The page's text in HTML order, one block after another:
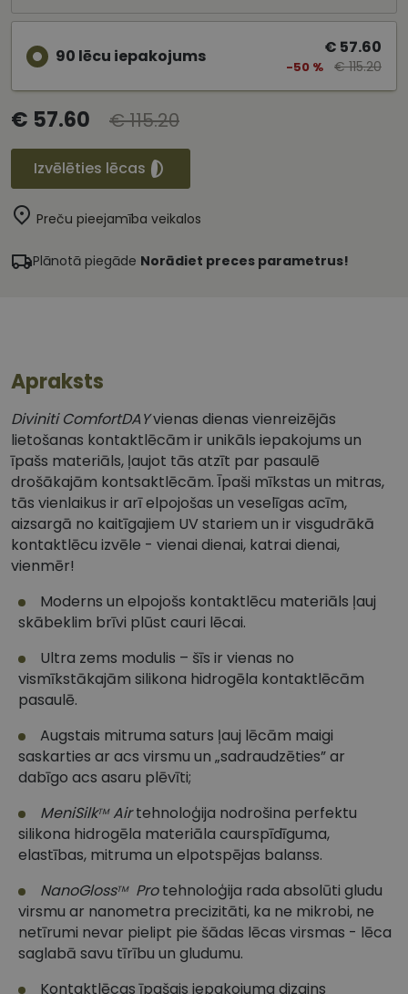
90 lēcu iepakojums € 57.60
-50 % € 115.20
€ 57.60 € 115.20
Izvēlēties lēcas
Preču pieejamība veikalos
Plānotā piegāde Norādiet preces parametrus!
Apraksts
Diviniti ComfortDAYvienas dienas vienreizējās
lietošanas kontaktlēcām ir unikāls iepakojums un
īpašs materiāls, ļaujot tās atzīt par pasaulē
drošākajām kontsaktlēcām. Īpaši mīkstas un mitras,
tās vienlaikus ir arī elpojošas un veselīgas acīm,
aizsargā no kaitīgajiem UV stariem un ir visgudrākā
kontaktlēcu izvēle - vienai dienai, katrai dienai,
vienmēr!
Moderns un elpojošs kontaktlēcu materiāls ļauj
skābeklim brīvi plūst cauri lēcai.
Ultra zems modulis – šīs ir vienas no
vismīkstākajām silikona hidrogēla kontaktlēcām
pasaulē.
Augstais mitruma saturs ļauj lēcām maigi
saskarties ar acs virsmu un „sadraudzēties” ar
dabīgo acs asaru plēvīti;
MeniSilkTMAirtehnoloģija nodrošina perfektu
silikona hidrogēla materiāla caurspīdīguma,
elastības, mitruma un elpotspējas balanss.
NanoGlossTMProtehnoloģija rada absolūti gludu
virsmu ar nanometra precizitāti, ka ne mikrobi, ne
netīrumi nevar pielipt pie šādas lēcas virsmas - lēca
saglabā savu tīrību un gludumu.
Kontaktlēcas īpašais iepakojuma dizains